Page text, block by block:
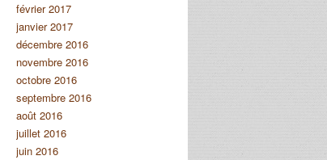
février 2017
janvier 2017
décembre 2016
novembre 2016
octobre 2016
septembre 2016
août 2016
juillet 2016
juin 2016